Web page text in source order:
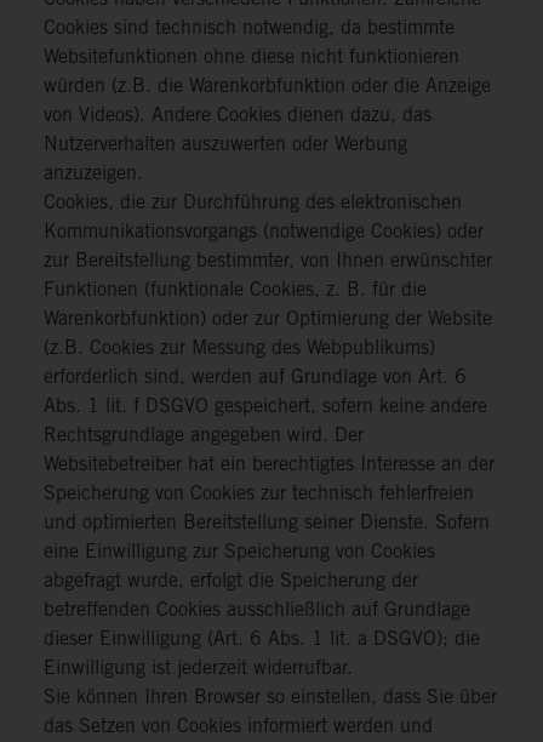
Cookies sind technisch notwendig, da bestimmte
Websitefunktionen ohne diese nicht funktionieren
würden (z.B. die Warenkorbfunktion oder die Anzeige
von Videos). Andere Cookies dienen dazu, das
Nutzerverhalten auszuwerten oder Werbung
anzuzeigen.
Cookies, die zur Durchführung des elektronischen
Kommunikationsvorgangs (notwendige Cookies) oder
zur Bereitstellung bestimmter, von Ihnen erwünschter
Funktionen (funktionale Cookies, z. B. für die
Warenkorbfunktion) oder zur Optimierung der Website
(z.B. Cookies zur Messung des Webpublikums)
erforderlich sind, werden auf Grundlage von Art. 6
Abs. 1 lit. f DSGVO gespeichert, sofern keine andere
Rechtsgrundlage angegeben wird. Der
Websitebetreiber hat ein berechtigtes Interesse an der
Speicherung von Cookies zur technisch fehlerfreien
und optimierten Bereitstellung seiner Dienste. Sofern
eine Einwilligung zur Speicherung von Cookies
abgefragt wurde, erfolgt die Speicherung der
betreffenden Cookies ausschließlich auf Grundlage
dieser Einwilligung (Art. 6 Abs. 1 lit. a DSGVO); die
Einwilligung ist jederzeit widerrufbar.
Sie können Ihren Browser so einstellen, dass Sie über
das Setzen von Cookies informiert werden und